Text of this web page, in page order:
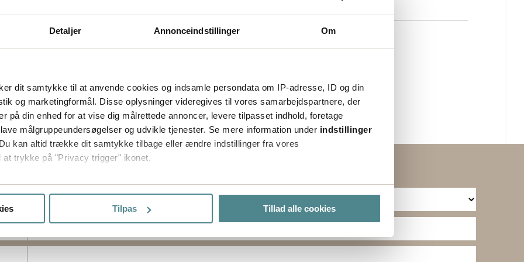
Detaljer Annonceindstillinger Om
dit samtykke til at anvende cookies og indsamle persondata om IP-adresse, ID og din
og marketingformål. Disse oplysninger videregives til vores samarbejdspartnere, der
på din enhed for at vise dig målrettede annoncer, levere tilpasset indhold, foretage
målgruppeundersøgelser og udvikle tjenester. Se mere information under indstillinger
kan altid trække dit samtykke tilbage eller ændre indstillinger fra vores
at trykke på "Privacy trigger" ikonet.
gerne:
baseret på en scanning af dens unikke karakteristika (fingerprinting)
Tilpas Tillad alle cookies